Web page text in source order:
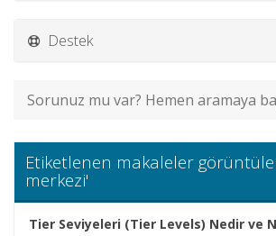
Adı
Hosting
Kurumsal
Destek
Etiketlenen makaleler
merkezi'
Tier Seviyeleri (Tier Levels) Nedir ve